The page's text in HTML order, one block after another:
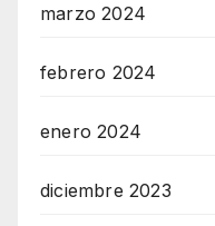
marzo 2024
febrero 2024
enero 2024
diciembre 2023